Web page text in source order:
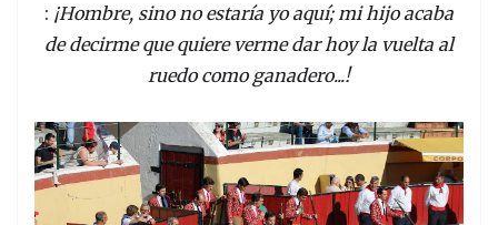
: ¡Hombre, sino no estaría yo aquí; mi hijo acaba
de decirme que quiere verme dar hoy la vuelta al
ruedo como ganadero...!